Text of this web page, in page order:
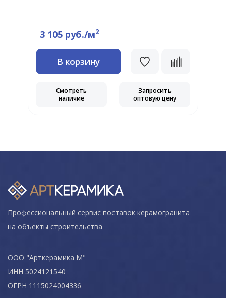
3 105 руб./м2
В корзину
Смотреть
наличие
Запросить
оптовую цену
Профессиональный сервис поставок керамогранита
на объекты строительства
ООО "Арткерамика М"
ИНН 5024121540
ОГРН 1115024004336